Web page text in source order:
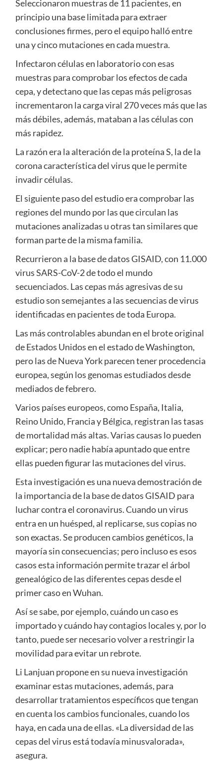
Seleccionaron muestras de 11 pacientes, en
principio una base limitada para extraer
conclusiones firmes, pero el equipo halló entre
una y cinco mutaciones en cada muestra.
Infectaron células en laboratorio con esas
muestras para comprobar los efectos de cada
cepa, y detectano que las cepas más peligrosas
incrementaron la carga viral 270 veces más que las
más débiles, además, mataban a las células con
más rapidez.
La razón era la alteración de la proteína S, la de la
corona característica del virus que le permite
invadir células.
El siguiente paso del estudio era comprobar las
regiones del mundo por las que circulan las
mutaciones analizadas u otras tan similares que
forman parte de la misma familia.
Recurrieron a la base de datos GISAID, con 11.000
virus SARS-CoV-2 de todo el mundo
secuenciados. Las cepas más agresivas de su
estudio son semejantes a las secuencias de virus
identificadas en pacientes de toda Europa.
Las más controlables abundan en el brote original
de Estados Unidos en el estado de Washington,
pero las de Nueva York parecen tener procedencia
europea, según los genomas estudiados desde
mediados de febrero.
Varios países europeos, como España, Italia,
Reino Unido, Francia y Bélgica, registran las tasas
de mortalidad más altas. Varias causas lo pueden
explicar; pero nadie había apuntado que entre
ellas pueden figurar las mutaciones del virus.
Esta investigación es una nueva demostración de
la importancia de la base de datos GISAID para
luchar contra el coronavirus. Cuando un virus
entra en un huésped, al replicarse, sus copias no
son exactas. Se producen cambios genéticos, la
mayoría sin consecuencias; pero incluso es esos
casos esta información permite trazar el árbol
genealógico de las diferentes cepas desde el
primer caso en Wuhan.
Así se sabe, por ejemplo, cuándo un caso es
importado y cuándo hay contagios locales y, por lo
tanto, puede ser necesario volver a restringir la
movilidad para evitar un rebrote.
Li Lanjuan propone en su nueva investigación
examinar estas mutaciones, además, para
desarrollar tratamientos específicos que tengan
en cuenta los cambios funcionales, cuando los
haya, en cada una de ellas. «La diversidad de las
cepas del virus está todavía minusvalorada»,
asegura.